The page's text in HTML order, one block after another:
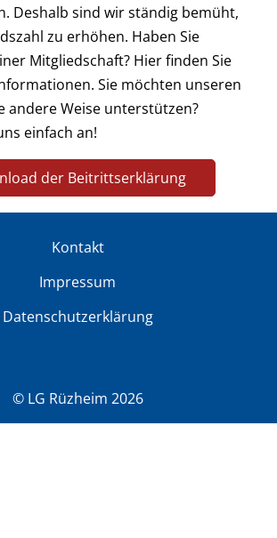
Deshalb sind wir ständig bemüht,
zu erhöhen. Haben Sie
Mitgliedschaft? Hier finden Sie
Sie möchten unseren
andere Weise unterstützen?
einfach an!
der Beitrittserklärung
Kontakt
Impressum
Datenschutzerklärung
© LG Rüzheim 2026